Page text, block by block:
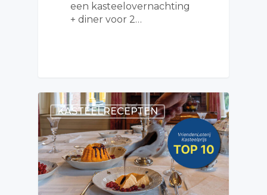
een kasteelovernachting
+ diner voor 2…
KASTEELRECEPTEN